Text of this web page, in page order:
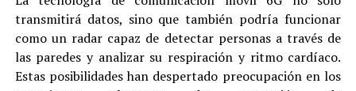
transmitirá datos, sino que también podría funcionar
como un radar capaz de detectar personas a través de
las paredes y analizar su respiración y ritmo cardíaco.
Estas posibilidades han despertado preocupación en los